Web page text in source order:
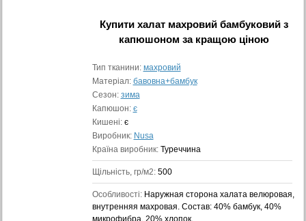
Купити халат махровий бамбуковий з
капюшоном за кращою ціною
Тип тканини: махровий
Матеріал: бавовна+бамбук
Сезон: зима
Капюшон: є
Кишені: є
Виробник: Nusa
Країна виробник: Туреччина
Щільність, гр/м2: 500
Особливості: Наружная сторона халата велюровая,
внутренняя махровая. Состав: 40% бамбук, 40%
микрофибра, 20% хлопок.